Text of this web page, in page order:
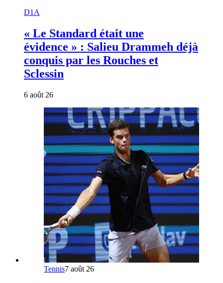
D1A
« Le Standard était une
évidence » : Salieu Drammeh déjà
conquis par les Rouches et
Sclessin
6 août 26
Tennis7 août 26